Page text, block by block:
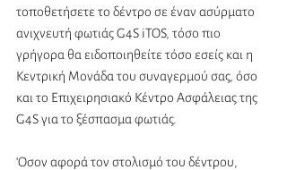
τοποθετήσετε το δέντρο σε έναν ασύρματο
ανιχνευτή φωτιάς G4S iTOS, τόσο πιο
γρήγορα θα ειδοποιηθείτε τόσο εσείς και η
Κεντρική Μονάδα του συναγερμού σας, όσο
και το Επιχειρησιακό Κέντρο Ασφάλειας της
G4S για το ξέσπασμα φωτιάς.
‘Οσον αφορά τον στολισμό του δέντρου,